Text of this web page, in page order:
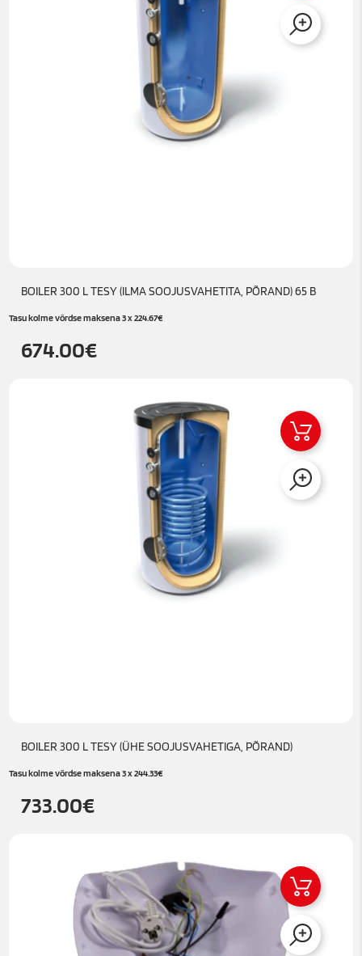
BOILER 300 L TESY (ILMA SOOJUSVAHETITA, PÕRAND) 65 B
674.00€
Tasu kolme võrdse maksena 3 x224.67€
BOILER 300 L TESY (ÜHE SOOJUSVAHETIGA, PÕRAND)
733.00€
Tasu kolme võrdse maksena 3 x244.33€